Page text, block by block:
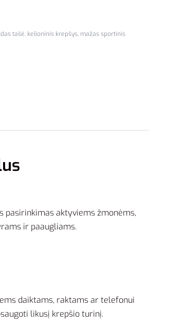
tašė, kelioninis krepšys, mažas sportinis
pasirinkimas aktyviems žmonėms,
ir paaugliams.
daiktams, raktams ar telefonui
likusį krepšio turinį.